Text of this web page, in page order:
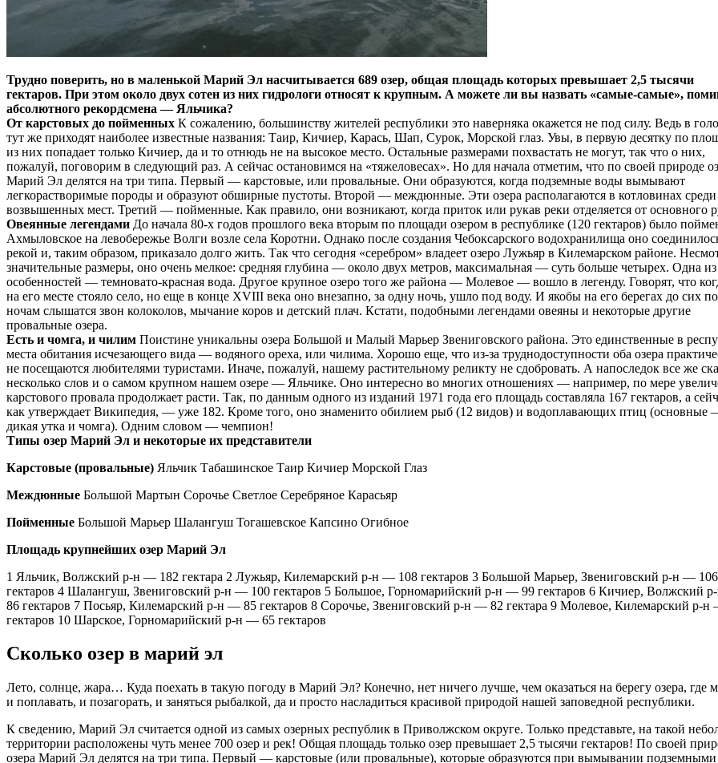
Трудно поверить, но в маленькой Марий Эл насчитывается 689 озер, общая площадь которых превышает 2,5 тысячи
гектаров. При этом около двух сотен из них гидрологи относят к крупным. А можете ли вы назвать «самые-самые»,
абсолютного рекордсмена — Яльчика?
От карстовых до пойменных К сожалению, большинству жителей республики это наверняка окажется не под силу. Ведь в
тут же приходят наиболее известные названия: Таир, Кичиер, Карась, Шап, Сурок, Морской глаз. Увы, в первую десятку по
из них попадает только Кичиер, да и то отнюдь не на высокое место. Остальные размерами похвастать не могут, так что о них,
пожалуй, поговорим в следующий раз. А сейчас остановимся на «тяжеловесах». Но для начала отметим, что по своей природе
Марий Эл делятся на три типа. Первый — карстовые, или провальные. Они образуются, когда подземные воды вымывают
легкорастворимые породы и образуют обширные пустоты. Второй — междюнные. Эти озера располагаются в котловинах среди
возвышенных мест. Третий — пойменные. Как правило, они возникают, когда приток или рукав реки отделяется от основного
Овеянные легендами До начала 80-х годов прошлого века вторым по площади озером в республике (120 гектаров) было
Ахмыловское на левобережье Волги возле села Коротни. Однако после создания Чебоксарского водохранилища оно
рекой и, таким образом, приказало долго жить. Так что сегодня «серебром» владеет озеро Лужьяр в Килемарском районе.
значительные размеры, оно очень мелкое: средняя глубина — около двух метров, максимальная — суть больше четырех. Одна из
особенностей — темновато-красная вода. Другое крупное озеро того же района — Молевое — вошло в легенду. Говорят, что
на его месте стояло село, но еще в конце XVIII века оно внезапно, за одну ночь, ушло под воду. И якобы на его берегах до сих
ночам слышатся звон колоколов, мычание коров и детский плач. Кстати, подобными легендами овеяны и некоторые другие
провальные озера.
Есть и чомга, и чилим Поистине уникальны озера Большой и Малый Марьер Звениговского района. Это единственные в
места обитания исчезающего вида — водяного ореха, или чилима. Хорошо еще, что из-за труднодоступности оба озера
не посещаются любителями туристами. Иначе, пожалуй, нашему растительному реликту не сдобровать. А напоследок все же
несколько слов и о самом крупном нашем озере — Яльчике. Оно интересно во многих отношениях — например, по мере
карстового провала продолжает расти. Так, по данным одного из изданий 1971 года его площадь составляла 167 гектаров, а
как утверждает Википедия, — уже 182. Кроме того, оно знаменито обилием рыб (12 видов) и водоплавающих птиц (основные
дикая утка и чомга). Одним словом — чемпион!
Типы озер Марий Эл и некоторые их представители
Карстовые (провальные) Яльчик Табашинское Таир Кичиер Морской Глаз
Междюнные Большой Мартын Сорочье Светлое Серебряное Карасьяр
Пойменные Большой Марьер Шалангуш Тогашевское Капсино Огибное
Площадь крупнейших озер Марий Эл
1 Яльчик, Волжский р-н — 182 гектара 2 Лужьяр, Килемарский р-н — 108 гектаров 3 Большой Марьер, Звениговский р-н — 106
гектаров 4 Шалангуш, Звениговский р-н — 100 гектаров 5 Большое, Горномарийский р-н — 99 гектаров 6 Кичиер, Волжский
86 гектаров 7 Посьяр, Килемарский р-н — 85 гектаров 8 Сорочье, Звениговский р-н — 82 гектара 9 Молевое, Килемарский р-
гектаров 10 Шарское, Горномарийский р-н — 65 гектаров
Сколько озер в марий эл
Лето, солнце, жара… Куда поехать в такую погоду в Марий Эл? Конечно, нет ничего лучше, чем оказаться на берегу озера, где
и поплавать, и позагорать, и заняться рыбалкой, да и просто насладиться красивой природой нашей заповедной республики.
К сведению, Марий Эл считается одной из самых озерных республик в Приволжском округе. Только представьте, на такой
территории расположены чуть менее 700 озер и рек! Общая площадь только озер превышает 2,5 тысячи гектаров! По своей
озера Марий Эл делятся на три типа. Первый — карстовые (или провальные), которые образуются при вымывании подземными